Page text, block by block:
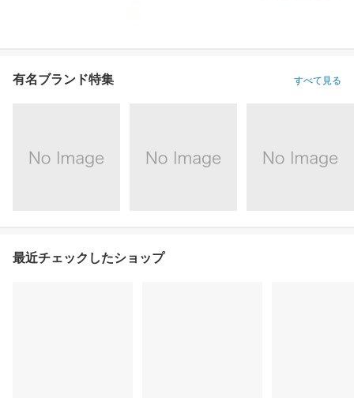
有名ブランド特集 すべて見る
最近チェックしたショップ